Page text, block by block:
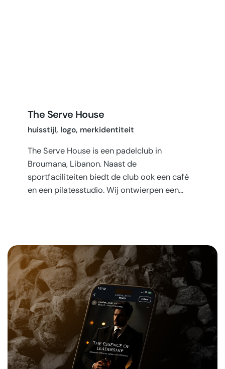
The Serve House
huisstijl logo merkidentiteit
The Serve House is een padelclub in
Broumana, Libanon. Naast de
sportfaciliteiten biedt de club ook een café
en een pilatesstudio. Wij ontwierpen een…